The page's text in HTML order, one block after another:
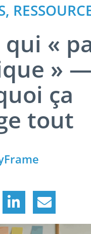
,
qui «
»
ça
tout